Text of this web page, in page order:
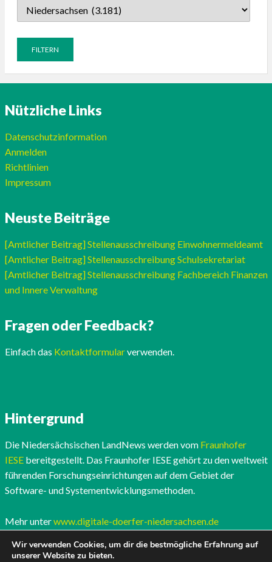
Nützliche Links
Datenschutzinformation
Anmelden
Richtlinien
Impressum
Neuste Beiträge
[Amtlicher Beitrag] Stellenausschreibung Einwohnermeldeamt
[Amtlicher Beitrag] Stellenausschreibung Schulsekretariat
[Amtlicher Beitrag] Stellenausschreibung Fachbereich Finanzen
und Innere Verwaltung
Fragen oder Feedback?
Einfach das Kontaktformularverwenden.
Hintergrund
Die Niedersächsischen LandNews werden vom Fraunhofer
IESEbereitgestellt. Das Fraunhofer IESE gehört zu den weltweit
führenden Forschungseinrichtungen auf dem Gebiet der
Software- und Systementwicklungsmethoden.
Mehr unterwww.digitale-doerfer-niedersachsen.de
Wir verwenden Cookies, um dir die bestmögliche Erfahrung auf
unserer Website zu bieten.